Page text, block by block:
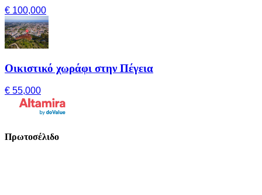
€ 100,000
Οικιστικό χωράφι στην Πέγεια
€ 55,000
Πρωτοσέλιδο